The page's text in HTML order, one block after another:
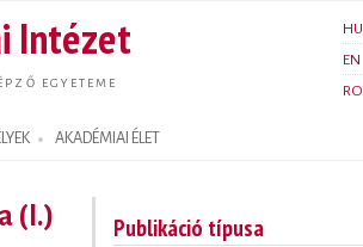
tartalomra
Intézet
EGYETEME
HU
EN
RO
AKADÉMIAI ÉLET
(I.) Publikáció típusa